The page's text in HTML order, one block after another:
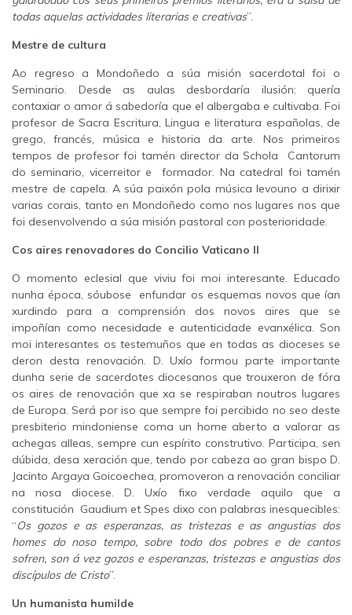
todas aquelas actividades literarias e creativas”.
Mestre de cultura
Ao regreso a Mondoñedo a súa misión sacerdotal foi o
Seminario. Desde as aulas desbordaría ilusión: quería
contaxiar o amor á sabedoría que el albergaba e cultivaba. Foi
profesor de Sacra Escritura, Lingua e literatura españolas, de
grego, francés, música e historia da arte. Nos primeiros
tempos de profesor foi tamén director da Schola Cantorum
do seminario, vicerreitor e formador. Na catedral foi tamén
mestre de capela. A súa paixón pola música levouno a dirixir
varias corais, tanto en Mondoñedo como nos lugares nos que
foi desenvolvendo a súa misión pastoral con posterioridade.
Cos aires renovadores do Concilio Vaticano II
O momento eclesial que viviu foi moi interesante. Educado
nunha época, sóubose enfundar os esquemas novos que ían
xurdindo para a comprensión dos novos aires que se
impoñían como necesidade e autenticidade evanxélica. Son
moi interesantes os testemuños que en todas as dioceses se
deron desta renovación. D. Uxío formou parte importante
dunha serie de sacerdotes diocesanos que trouxeron de fóra
os aires de renovación que xa se respiraban noutros lugares
de Europa. Será por iso que sempre foi percibido no seo deste
presbiterio mindoniense coma un home aberto a valorar as
achegas alleas, sempre cun espírito construtivo. Participa, sen
dúbida, desa xeración que, tendo por cabeza ao gran bispo D.
Jacinto Argaya Goicoechea, promoveron a renovación conciliar
na nosa diocese. D. Uxío fixo verdade aquilo que a
constitución Gaudium et Spes dixo con palabras inesquecibles:
“Os gozos e as esperanzas, as tristezas e as angustias dos
homes do noso tempo, sobre todo dos pobres e de cantos
sofren, son á vez gozos e esperanzas, tristezas e angustias dos
discípulos de Cristo”.
Un humanista humilde